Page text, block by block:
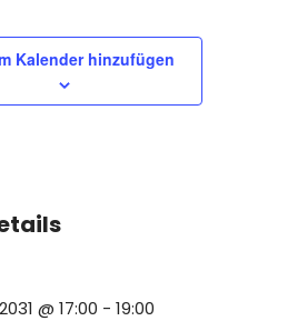
Kalender hinzufügen
@ 17:00 - 19:00